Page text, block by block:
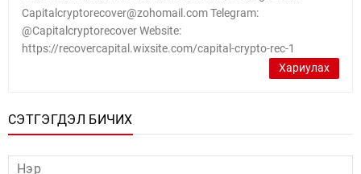
Capitalcryptorecover@zohomail.com Telegram:
@Capitalcryptorecover Website:
https://recovercapital.wixsite.com/capital-crypto-rec-1
Хариулах
СЭТГЭГДЭЛ БИЧИХ